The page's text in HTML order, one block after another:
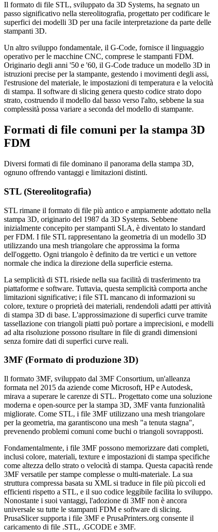
Il formato di file STL, sviluppato da 3D Systems, ha segnato un
passo significativo nella stereolitografia, progettato per codificare le
superfici dei modelli 3D per una facile interpretazione da parte delle
stampanti 3D.
Un altro sviluppo fondamentale, il G-Code, fornisce il linguaggio
operativo per le macchine CNC, comprese le stampanti FDM.
Originario degli anni '50 e '60, il G-Code traduce un modello 3D in
istruzioni precise per la stampante, gestendo i movimenti degli assi,
l'estrusione del materiale, le impostazioni di temperatura e la velocità
di stampa. Il software di slicing genera questo codice strato dopo
strato, costruendo il modello dal basso verso l'alto, sebbene la sua
complessità possa variare a seconda del modello di stampante.
Formati di file comuni per la stampa 3D
FDM
Diversi formati di file dominano il panorama della stampa 3D,
ognuno offrendo vantaggi e limitazioni distinti.
STL (Stereolitografia)
STL rimane il formato di file più antico e ampiamente adottato nella
stampa 3D, originario del 1987 da 3D Systems. Sebbene
inizialmente concepito per stampanti SLA, è diventato lo standard
per FDM. I file STL rappresentano la geometria di un modello 3D
utilizzando una mesh triangolare che approssima la forma
dell'oggetto. Ogni triangolo è definito da tre vertici e un vettore
normale che indica la direzione della superficie esterna.
La semplicità di STL risiede nella sua facilità di trasferimento tra
piattaforme e software. Tuttavia, questa semplicità comporta anche
limitazioni significative; i file STL mancano di informazioni su
colore, texture o proprietà dei materiali, rendendoli adatti per attività
di stampa 3D di base. L'approssimazione di superfici curve tramite
tassellazione con triangoli piatti può portare a imprecisioni, e modelli
ad alta risoluzione possono risultare in file di grandi dimensioni
senza fornire dati di superfici curve reali.
3MF (Formato di produzione 3D)
Il formato 3MF, sviluppato dal 3MF Consortium, un'alleanza
formata nel 2015 da aziende come Microsoft, HP e Autodesk,
mirava a superare le carenze di STL. Progettato come una soluzione
moderna e open-source per la stampa 3D, 3MF vanta funzionalità
migliorate. Come STL, i file 3MF utilizzano una mesh triangolare
per la geometria, ma garantiscono una mesh "a tenuta stagna",
prevenendo problemi comuni come buchi o triangoli sovrapposti.
Fondamentalmente, i file 3MF possono memorizzare dati completi,
inclusi colore, materiali, texture e impostazioni di stampa specifiche
come altezza dello strato o velocità di stampa. Questa capacità rende
3MF versatile per stampe complesse o multi-materiale. La sua
struttura compressa basata su XML si traduce in file più piccoli ed
efficienti rispetto a STL, e il suo codice leggibile facilita lo sviluppo.
Nonostante i suoi vantaggi, l'adozione di 3MF non è ancora
universale su tutte le stampanti FDM e software di slicing.
PrusaSlicer supporta i file 3MF e PrusaPrinters.org consente il
caricamento di file .STL, .GCODE e 3MF.